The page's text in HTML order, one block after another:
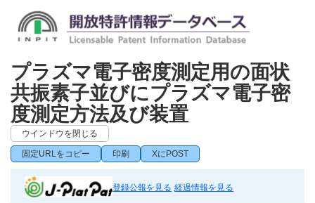
プラズマ電子密度測定用の面状
共振素子並びにプラズマ電子密
度測定方法及び装置
ウインドウを閉じる
固定URLをコピー 印刷 XにPOST
登録公報を見る 経過情報を見る